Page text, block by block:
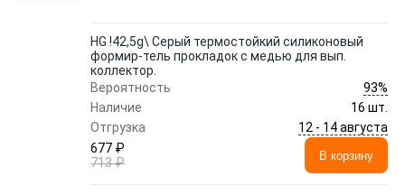
HG !42,5g\ Серый термостойкий силиконовый
формир-тель прокладок с медью для вып.
коллектор.
Вероятность
93%
Наличие
16 шт.
Отгрузка
12 - 14 августа
677 ₽
713 ₽
В корзину